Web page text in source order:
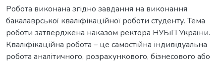
Робота виконана згідно завдання на виконання
бакалаврської кваліфікаційної роботи студенту. Тема
роботи затверджена наказом ректора НУБіП України.
Кваліфікаційна робота – це самостійна індивідуальна
робота аналітичного, розрахункового, бізнесового або